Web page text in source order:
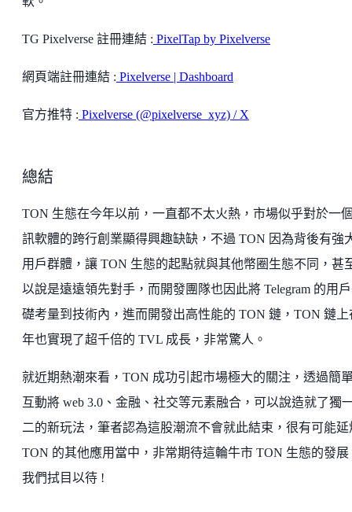
TG Pixelverse 註冊連結 : PixelTap by Pixelverse
網頁端註冊連結 : Pixelverse | Dashboard
官方推特 : Pixelverse (@pixelverse_xyz) / X
總結
TON 生態在今年以前，一直都不太火熱，市場似乎對於一
訊軟體的跨行創業顯得興趣缺缺，不過 TON 因為背後有強
用戶群體，讓 TON 生態的起點就與其他幣圈生態不同，甚
以說是遠遠領先對手，而開發團隊也因此將 Telegram 的用
礎考量到技術內，進而開發出高性能的 TON 鏈，TON 鏈上
年也實現了超千倍的 TVL 成長，非常驚人。
就近期熱潮來看，TON 成功引起市場極大的關注，透過簡
互動將 web 3.0、金融、社交等元素融合，可以說造就了獨
二的新玩法，筆者認為這股潮流不會就此結束，很有可能延
TON 的其他應用當中，非常期待這輪牛市 TON 生態的發展
我們拭目以待 !